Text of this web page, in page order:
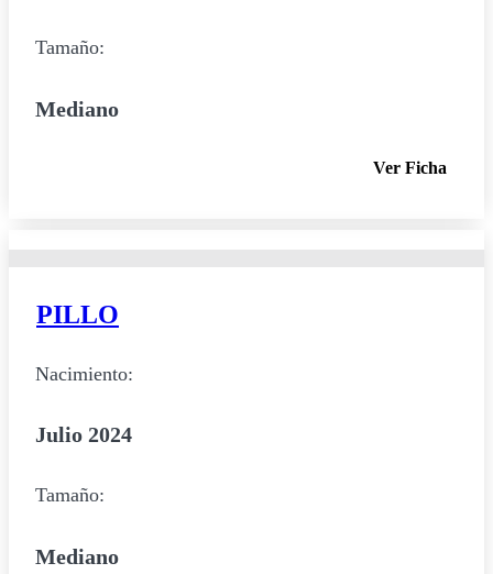
Tamaño:
Mediano
Ver Ficha
PILLO
Nacimiento:
Julio 2024
Tamaño:
Mediano